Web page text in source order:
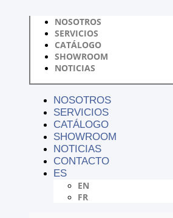
NOSOTROS
SERVICIOS
CATÁLOGO
SHOWROOM
NOTICIAS
NOSOTROS
SERVICIOS
CATÁLOGO
SHOWROOM
NOTICIAS
CONTACTO
ES
EN
FR